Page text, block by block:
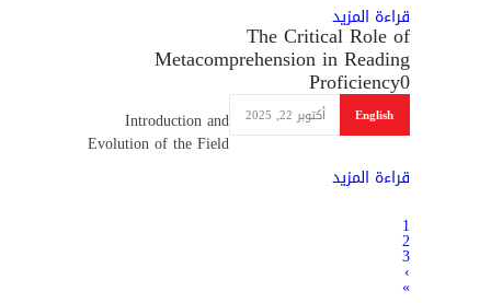
قراءة المزيد
The Critical Role of
Metacomprehension in Reading
Proficiency0
English أكتوبر 22, 2025 Introduction and
Evolution of the Field
قراءة المزيد
1
2
3
›
»